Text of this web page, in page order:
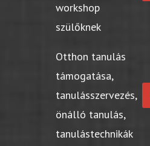
workshop
szülőknek
Otthon tanulás
támogatása,
tanulásszervezés,
önálló tanulás,
tanulástechnikák